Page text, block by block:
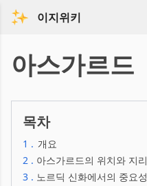
이지위키
아스가르드
목차
1 . 개요
2 . 아스가르드의 위치와 지리
3 . 노르딕 신화에서의 중요성